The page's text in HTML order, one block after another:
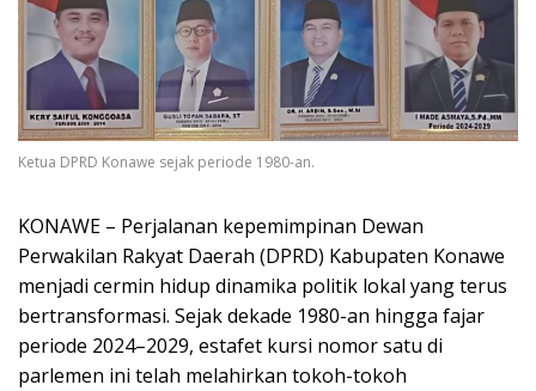
Ketua DPRD Konawe sejak periode 1980-an.
KONAWE – Perjalanan kepemimpinan Dewan
Perwakilan Rakyat Daerah (DPRD) Kabupaten Konawe
menjadi cermin hidup dinamika politik lokal yang terus
bertransformasi. Sejak dekade 1980-an hingga fajar
periode 2024–2029, estafet kursi nomor satu di
parlemen ini telah melahirkan tokoh-tokoh